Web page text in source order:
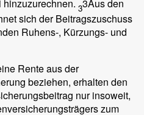
33Aus den
sich der Beitragszuschuss
Ruhens-, Kürzungs- und
Rente aus der
beziehen, erhalten den
nur insoweit,
zum